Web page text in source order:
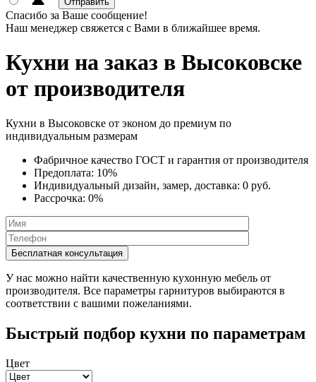
Спасибо за Ваше сообщение!
Наш менеджер свяжется с Вами в ближайшее время.
Кухни на заказ в Высоковске
от производителя
Кухни в Высоковске от эконом до премиум по
индивидуальным размерам
Фабричное качество ГОСТ и гарантия от производителя
Предоплата: 10%
Индивидуальный дизайн, замер, доставка: 0 руб.
Рассрочка: 0%
У нас можно найти качественную кухонную мебель от
производителя. Все параметры гарнитуров выбираются в
соответствии с вашими пожеланиями.
Быстрый подбор кухни по параметрам
Цвет